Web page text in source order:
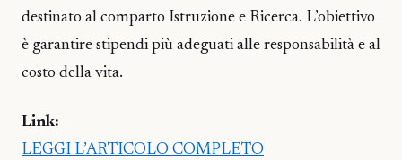
destinato al comparto Istruzione e Ricerca. L’obiettivo
è garantire stipendi più adeguati alle responsabilità e al
costo della vita.
Link:
LEGGI L’ARTICOLO COMPLETO